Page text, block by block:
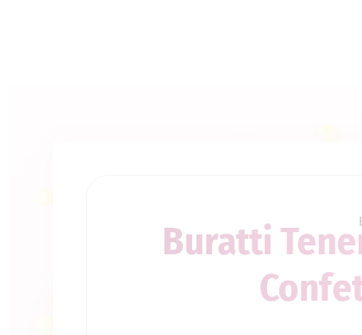
Buratti